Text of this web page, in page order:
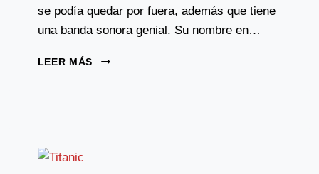
se podía quedar por fuera, además que tiene
una banda sonora genial. Su nombre en…
LEER MÁS
TEMA: